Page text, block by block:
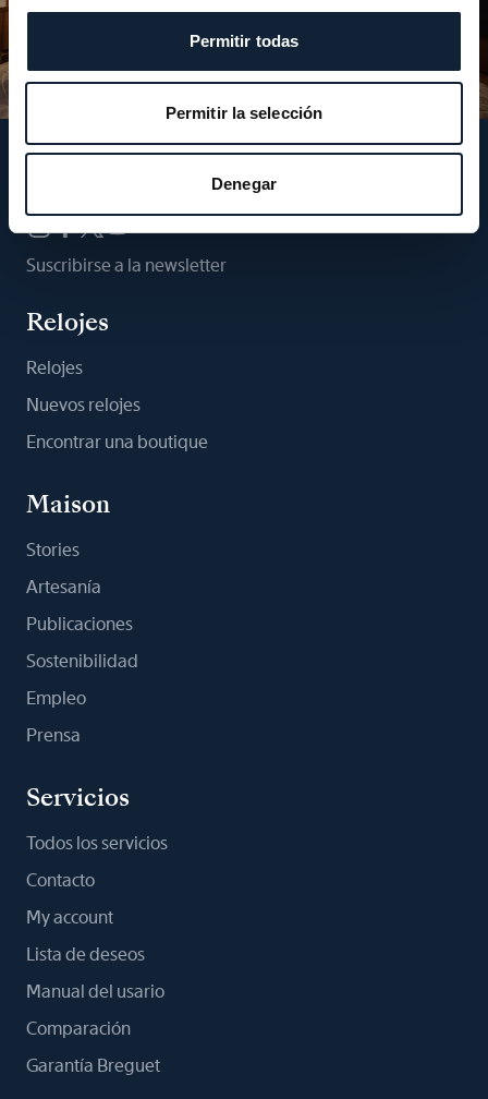
Permitir todas
Permitir la selección
Denegar
Suscribirse a la newsletter
Relojes
Relojes
Nuevos relojes
Encontrar una boutique
Maison
Stories
Artesanía
Publicaciones
Sostenibilidad
Empleo
Prensa
Servicios
Todos los servicios
Contacto
My account
Lista de deseos
Manual del usario
Comparación
Garantía Breguet